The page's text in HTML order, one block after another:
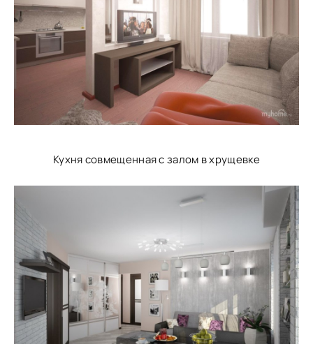
Кухня совмещенная с залом в хрущевке